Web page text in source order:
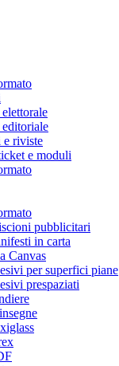
e riviste
e moduli
pubblicitari
in carta
Canvas
per superfici piane
prespaziati